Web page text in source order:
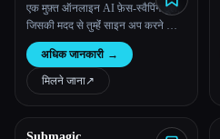
Free
एक मुफ़्त ऑनलाइन AI फ़ेस-स्वैपिंग टूल,
जिसकी मदद से तुम्हेंं साइन अप करने की
ज़रूरत के बिना, उच्च गुणवत्ता वाले
परिणामों के साथ वीडियो, इमेज और GIF में
चेहरों को तेज़ी से और सुरक्षित तरीके से
स्वैप किया जा सकता है।
अधिक जानकारी →
मिलने जाना↗︎